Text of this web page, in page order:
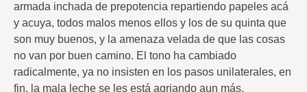
armada inchada de prepotencia repartiendo papeles acá
y acuya, todos malos menos ellos y los de su quinta que
son muy buenos, y la amenaza velada de que las cosas
no van por buen camino. El tono ha cambiado
radicalmente, ya no insisten en los pasos unilaterales, en
fin, la mala leche se les está agriando aun más.